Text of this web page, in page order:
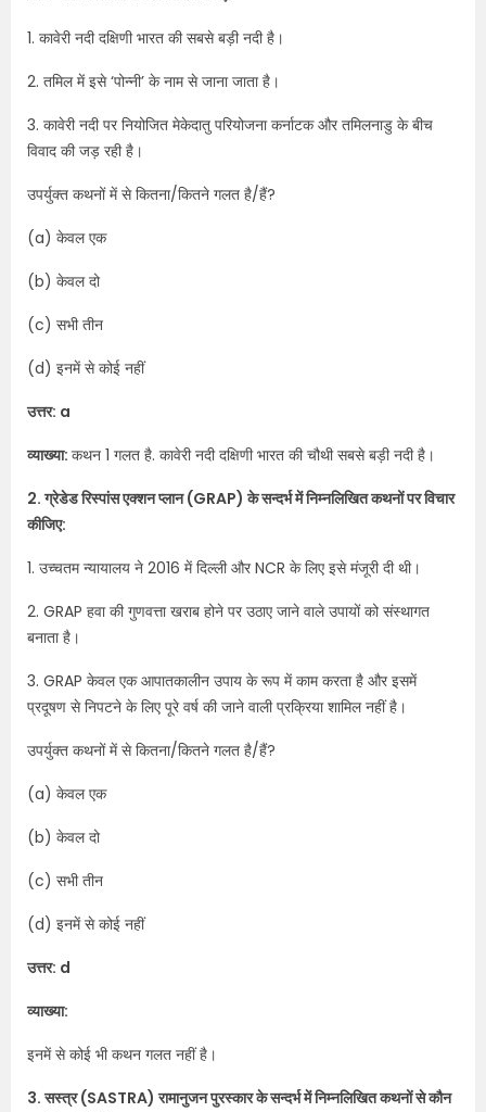
1. कावेरी नदी दक्षिणी भारत की सबसे बड़ी नदी है।
2. तमिल में इसे ‘पोन्नी’ के नाम से जाना जाता है।
3. कावेरी नदी पर नियोजित मेकेदातु परियोजना कर्नाटक और तमिलनाडु के बीच
विवाद की जड़ रही है।
उपर्युक्त कथनों में से कितना/कितने गलत है/हैं?
(a) केवल एक
(b) केवल दो
(c) सभी तीन
(d) इनमें से कोई नहीं
उत्तर: a
व्याख्या: कथन 1 गलत है. कावेरी नदी दक्षिणी भारत की चौथी सबसे बड़ी नदी है।
2. ग्रेडेड रिस्पांस एक्शन प्लान (GRAP) के सन्दर्भ में निम्नलिखित कथनों पर विचार
कीजिए:
1. उच्चतम न्यायालय ने 2016 में दिल्ली और NCR के लिए इसे मंजूरी दी थी।
2. GRAP हवा की गुणवत्ता खराब होने पर उठाए जाने वाले उपायों को संस्थागत
बनाता है।
3. GRAP केवल एक आपातकालीन उपाय के रूप में काम करता है और इसमें
प्रदूषण से निपटने के लिए पूरे वर्ष की जाने वाली प्रक्रिया शामिल नहीं है।
उपर्युक्त कथनों में से कितना/कितने गलत है/हैं?
(a) केवल एक
(b) केवल दो
(c) सभी तीन
(d) इनमें से कोई नहीं
उत्तर: d
व्याख्या:
इनमें से कोई भी कथन गलत नहीं है।
3. सस्त्र (SASTRA) रामानुजन पुरस्कार के सन्दर्भ में निम्नलिखित कथनों से कौन